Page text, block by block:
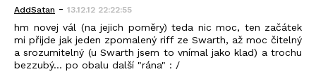
AddSatan - 13.12.12 22:22:55
hm novej vál (na jejich poměry) teda nic moc, ten začátek
mi přijde jak jeden zpomalený riff ze Swarth, až moc čitelný
a srozumitelný (u Swarth jsem to vnímal jako klad) a trochu
bezzubý... po obalu další "rána" : /